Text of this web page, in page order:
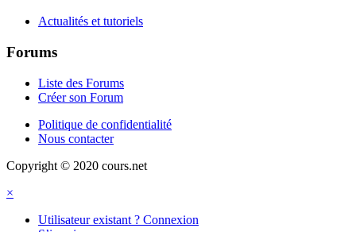
Actualités et tutoriels
Forums
Liste des Forums
Créer son Forum
Politique de confidentialité
Nous contacter
Copyright © 2020 cours.net
×
Utilisateur existant ? Connexion